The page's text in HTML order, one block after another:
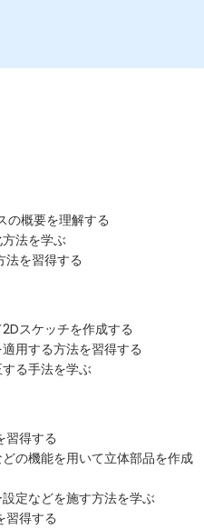
の概要を理解する
法を学ぶ
法を習得する
スケッチを作成する
用する方法を習得する
る手法を学ぶ
習得する
の機能を用いて立体部品を作成
定などを施す方法を学ぶ
習得する